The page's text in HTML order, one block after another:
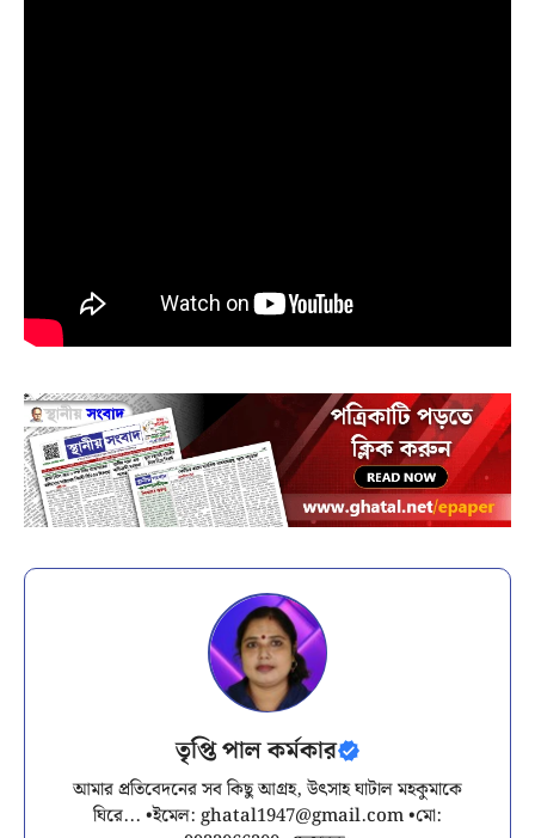
তৃপ্তি পাল কর্মকার
আমার প্রতিবেদনের সব কিছু আগ্রহ, উৎসাহ ঘাটাল মহকুমাকে
ঘিরে... •ইমেল: ghatal1947@gmail.com•মো: